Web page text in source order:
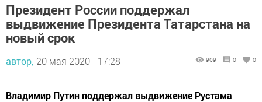
Президент России поддержал
выдвижение Президента Татарстана на
новый срок
автор, 20 мая 2020 - 17:28 909 0 0
Владимир Путин поддержал выдвижение Рустама